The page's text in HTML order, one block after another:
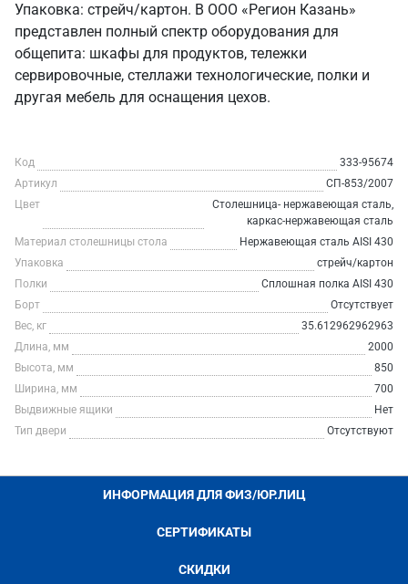
Упаковка: стрейч/картон. В ООО «Регион Казань»
представлен полный спектр оборудования для
общепита: шкафы для продуктов, тележки
сервировочные, стеллажи технологические, полки и
другая мебель для оснащения цехов.
Код
333-95674
Артикул
СП-853/2007
Цвет
Столешница- нержавеющая сталь,
каркас-нержавеющая сталь
Материал столешницы стола
Нержавеющая сталь AISI 430
Упаковка
стрейч/картон
Полки
Сплошная полка AISI 430
Борт
Отсутствует
Вес, кг
35.612962962963
Длина, мм
2000
Высота, мм
850
Ширина, мм
700
Выдвижные ящики
Нет
Тип двери
Отсутствуют
ИНФОРМАЦИЯ ДЛЯ ФИЗ/ЮР.ЛИЦ
СЕРТИФИКАТЫ
СКИДКИ